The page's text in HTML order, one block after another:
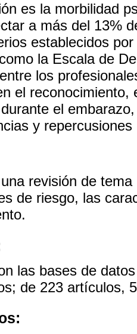
es la morbilidad
a más del 13%
establecidos
la Escala de
los
el
el
y
revisión de
de riesgo, las
las bases de
de 223 artículos,